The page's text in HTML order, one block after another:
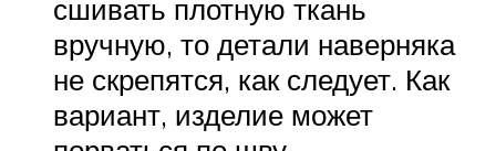
сшивать плотную ткань
вручную, то детали наверняка
не скрепятся, как следует. Как
вариант, изделие может